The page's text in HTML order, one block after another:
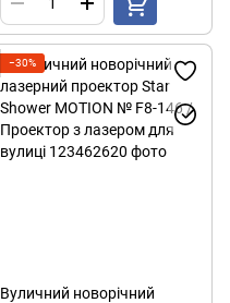
−30%
Вуличний новорічний